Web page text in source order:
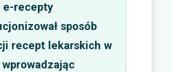
e-recepty
sposób
recept lekarskich w